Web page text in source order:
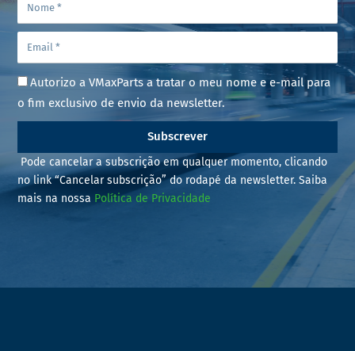
Autorizo a VMaxParts a tratar o meu nome e e-mail para
o fim exclusivo de envio da newsletter.
Subscrever
Pode cancelar a subscrição em qualquer momento, clicando
no link “Cancelar subscrição” do rodapé da newsletter. Saiba
mais na nossa Política de Privacidade